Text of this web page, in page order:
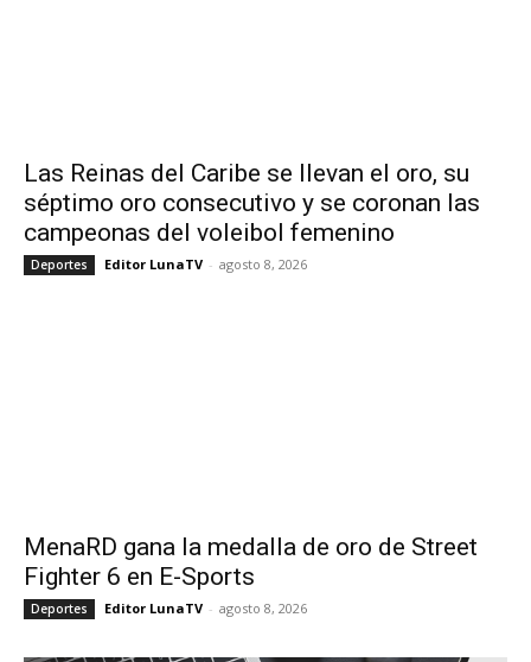
Las Reinas del Caribe se llevan el oro, su
séptimo oro consecutivo y se coronan las
campeonas del voleibol femenino
Deportes Editor LunaTV - agosto 8, 2026
MenaRD gana la medalla de oro de Street
Fighter 6 en E-Sports
Deportes Editor LunaTV - agosto 8, 2026